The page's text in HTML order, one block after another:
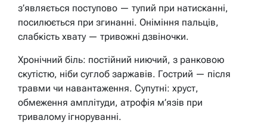
з’являється поступово — тупий при натисканні,
посилюється при згинанні. Оніміння пальців,
слабкість хвату — тривожні дзвіночки.
Хронічний біль: постійний ниючий, з ранковою
скутістю, ніби суглоб заржавів. Гострий — після
травми чи навантаження. Супутні: хруст,
обмеження амплітуди, атрофія м’язів при
тривалому ігноруванні.